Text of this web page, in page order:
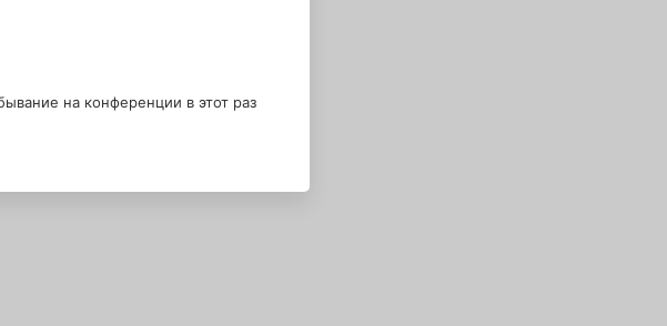
на конференции в этот раз